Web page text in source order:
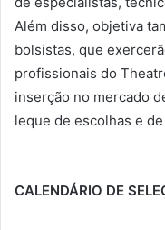
Além disso, objetiva
bolsistas, que
profissionais do
inserção no mercado
leque de escolhas e
CALENDÁRIO DE